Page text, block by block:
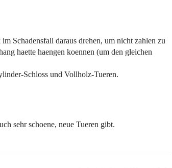
Schadensfall daraus drehen, um nicht zahlen zu
haette haengen koennen (um den gleichen
Schloss und Vollholz-Tueren.
sehr schoene, neue Tueren gibt.